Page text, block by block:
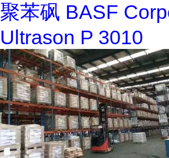
聚苯砜 BASF
Ultrason P 3010